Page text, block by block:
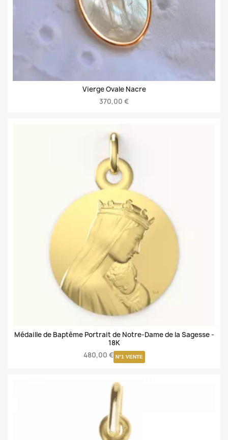
Vierge Ovale Nacre
370,00 €
Médaille de Baptême Portrait de Notre-Dame de la Sagesse -
18K
480,00 € N°1 VENTE